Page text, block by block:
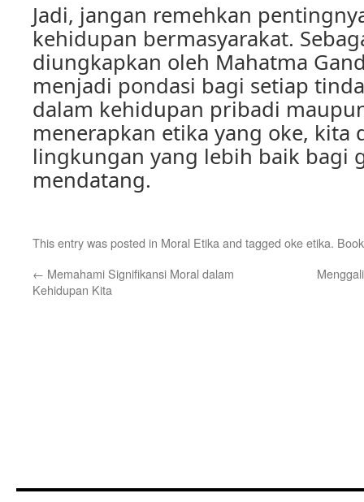
Jadi, jangan remehkan
kehidupan bermasyarakat.
diungkapkan oleh Mahatma
menjadi pondasi bagi setiap
dalam kehidupan pribadi
menerapkan etika yang oke, kita
lingkungan yang lebih baik bagi
mendatang.
This entry was posted in Moral Etika and tagged oke etika.
← Memahami Signifikansi Moral dalam
Kehidupan Kita